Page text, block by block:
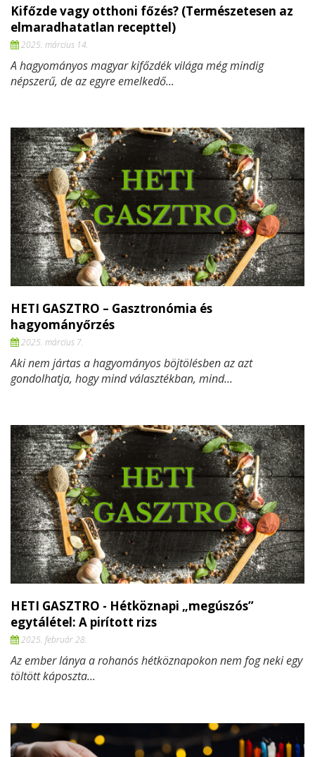
Kifőzde vagy otthoni főzés? (Természetesen az
elmaradhatatlan recepttel)
2025. március 14.
A hagyományos magyar kifőzdék világa még mindig
népszerű, de az egyre emelkedő...
HETI GASZTRO – Gasztronómia és
hagyományőrzés
2025. március 7.
Aki nem jártas a hagyományos böjtölésben az azt
gondolhatja, hogy mind választékban, mind...
HETI GASZTRO - Hétköznapi „megúszós”
egytálétel: A pirított rizs
2025. február 28.
Az ember lánya a rohanós hétköznapokon nem fog neki egy
töltött káposzta...